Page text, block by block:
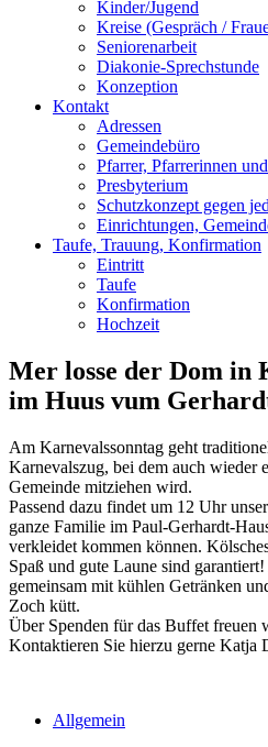
Kinder/Jugend
Kreise (Gespräch /
Seniorenarbeit
Diakonie-Sprechstunde
Konzeption
Kontakt
Adressen
Gemeindebüro
Pfarrer, Pfarrerinnen
Presbyterium
Schutzkonzept gegen
Einrichtungen,
Taufe, Trauung, Konfirmation
Eintritt
Taufe
Konfirmation
Hochzeit
Mer losse der Dom
im Huus vum
Am Karnevalssonntag geht
Karnevalszug, bei dem auch wieder
Gemeinde mitziehen wird.
Passend dazu findet um 12 Uhr
ganze Familie im Paul-Gerhardt-
verkleidet kommen können.
Spaß und gute Laune sind
gemeinsam mit kühlen Getränken
Zoch kütt.
Über Spenden für das Buffet freuen
Kontaktieren Sie hierzu gerne Katja
Allgemein